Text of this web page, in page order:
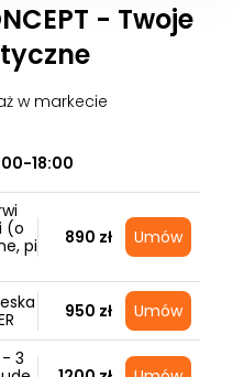
- Twoje
w markecie
18:00
(o
pi
890 zł Umów
950 zł Umów
3